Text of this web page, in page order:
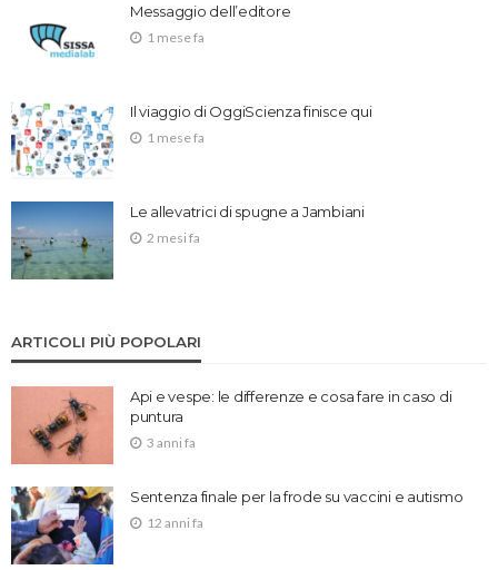
Messaggio dell’editore
1 mese fa
Il viaggio di OggiScienza finisce qui
1 mese fa
Le allevatrici di spugne a Jambiani
2 mesi fa
ARTICOLI PIÙ POPOLARI
Api e vespe: le differenze e cosa fare in caso di
puntura
3 anni fa
Sentenza finale per la frode su vaccini e autismo
12 anni fa